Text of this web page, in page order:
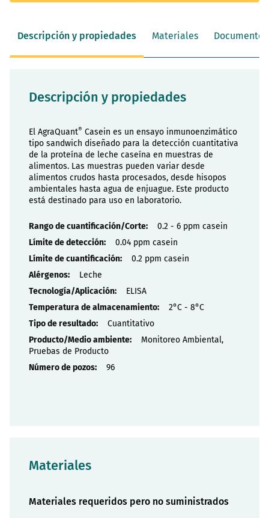
Descripción y propiedades Materiales Documentos
Descripción y propiedades
El AgraQuant® Casein es un ensayo inmunoenzimático
tipo sandwich diseñado para la detección cuantitativa
de la proteína de leche caseína en muestras de
alimentos. Las muestras pueden variar desde
alimentos crudos hasta procesados, desde hisopos
ambientales hasta agua de enjuague. Este producto
está destinado para uso en laboratorio.
Propiedades
0.2 - 6 ppm casein
0.04 ppm casein
0.2 ppm casein
Leche
ELISA
2°C - 8°C
Cuantitativo
Monitoreo Ambiental,
Pruebas de Producto
96
Materiales
Materiales requeridos pero no suministrados